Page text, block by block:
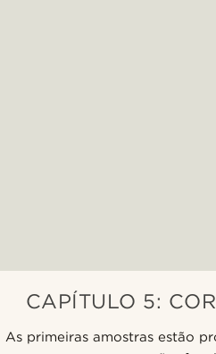
CAPÍTULO 5:
As primeiras amostras estão